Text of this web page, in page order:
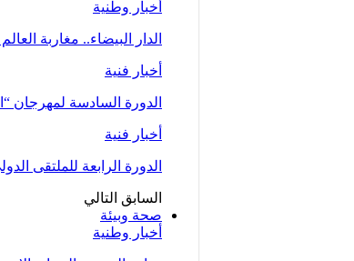
أخبار وطنية
الدار البيضاء.. مغاربة
أخبار فنية
الدورة السادسة لمهرجان
أخبار فنية
الدورة الرابعة للملتقى
السابق التالي
صحة وبيئة
أخبار وطنية